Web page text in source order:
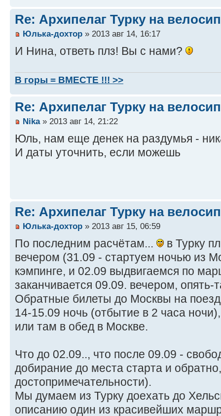
Re: Архипелаг Турку на
Юлька-дохтор » 2013 авг 14, 16:17
И Нина, ответь плз! Вы с нами?
В горы = ВМЕСТЕ !!! >>
Re: Архипелаг Турку на
Nika» 2013 авг 14, 21:22
Юль, нам еще денек на раздумья -
И даты уточнить, если можешь
Re: Архипелаг Турку на
Юлька-дохтор » 2013 авг 15, 06:59
По последним расчётам...
в Турку
вечером (31.09 - стартуем ночью из
кэмпинге, и 02.09 выдвигаемся по
заканчивается 09.09. вечером, опять-
Обратные билеты до Москвы на
14-15.09 ночь (отбытие в 2 часа
или там в обед в Москве.
Что до 02.09.., что после 09.09 -
добирание до места старта и
достопримечательности).
Мы думаем из Турку доехать до
описанию один из красивейших